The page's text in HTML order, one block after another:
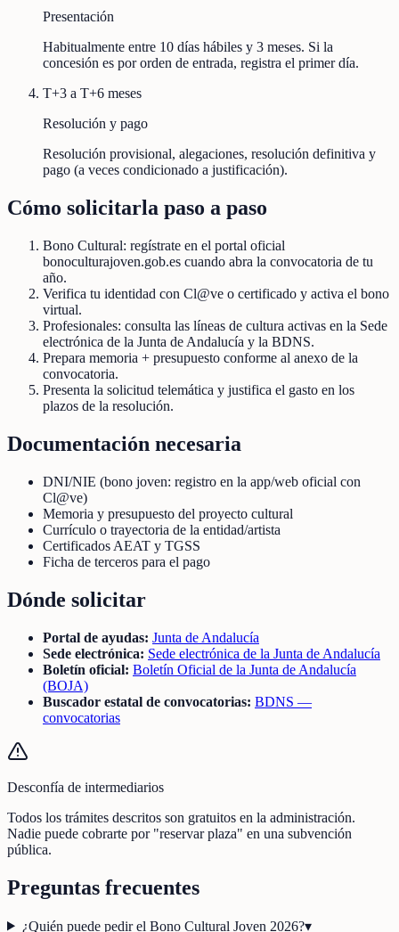
Presentación
Habitualmente entre 10 días hábiles y 3 meses. Si la
concesión es por orden de entrada, registra el primer día.
T+3 a T+6 meses
Resolución y pago
Resolución provisional, alegaciones, resolución definitiva y
pago (a veces condicionado a justificación).
Cómo solicitarla paso a paso
Bono Cultural: regístrate en el portal oficial
bonoculturajoven.gob.es cuando abra la convocatoria de tu
año.
Verifica tu identidad con Cl@ve o certificado y activa el bono
virtual.
Profesionales: consulta las líneas de cultura activas en la Sede
electrónica de la Junta de Andalucía y la BDNS.
Prepara memoria + presupuesto conforme al anexo de la
convocatoria.
Presenta la solicitud telemática y justifica el gasto en los
plazos de la resolución.
Documentación necesaria
DNI/NIE (bono joven: registro en la app/web oficial con
Cl@ve)
Memoria y presupuesto del proyecto cultural
Currículo o trayectoria de la entidad/artista
Certificados AEAT y TGSS
Ficha de terceros para el pago
Dónde solicitar
Portal de ayudas: Junta de Andalucía
Sede electrónica: Sede electrónica de la Junta de Andalucía
Boletín oficial: Boletín Oficial de la Junta de Andalucía
(BOJA)
Buscador estatal de convocatorias: BDNS —
convocatorias
Desconfía de intermediarios
Todos los trámites descritos son gratuitos en la administración.
Nadie puede cobrarte por "reservar plaza" en una subvención
pública.
Preguntas frecuentes
¿Quién puede pedir el Bono Cultural Joven 2026?▾